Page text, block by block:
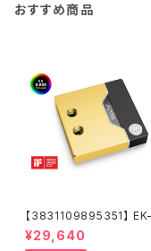
おすすめ商品
【3831109895351】
tum Velocity² D-RGB
0 Nickel + Gold
¥29,640